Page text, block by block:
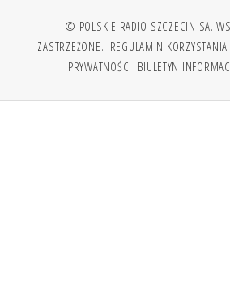
© POLSKIE RADIO SZCZECIN SA.
ZASTRZEŻONE. REGULAMIN
PRYWATNOŚCI BIULETYN